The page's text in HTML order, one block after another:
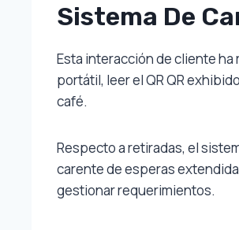
Sistema De
Esta interacción de cliente
portátil, leer el QR QR
café.
Respecto a retiradas, el
carente de esperas
gestionar requerimientos.